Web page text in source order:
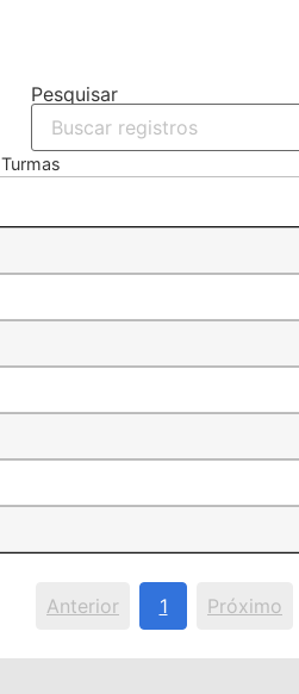
Pesquisar
Turmas
Anterior
1 Próximo